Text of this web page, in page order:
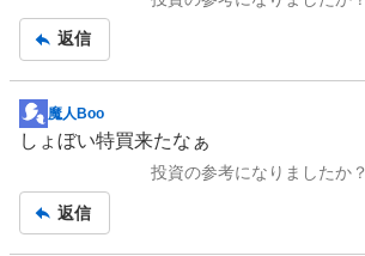
返信
掲
示
事
魔人Boo
しょぼい特買来たなぁ
投資の参考になりましたか？
返信